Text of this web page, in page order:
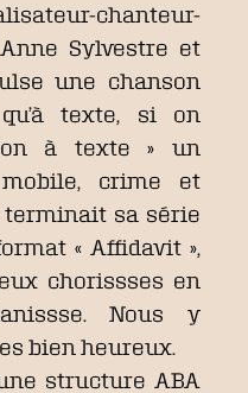
chanteur-
Sylvestre et
une chanson
texte, si on
à texte » un
crime et
terminait sa série
« Affidavit »,
chorissses en
Nous y
bien heureux.
structure ABA